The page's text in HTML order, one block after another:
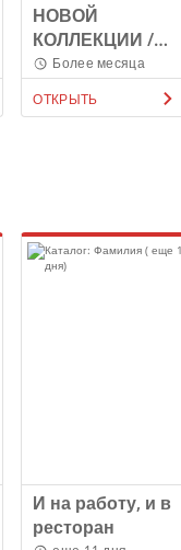
НОВОЙ
КОЛЛЕКЦИИ /
МУЖЧИНЫ
Более месяца
ОТКРЫТЬ
И на работу, и в
ресторан